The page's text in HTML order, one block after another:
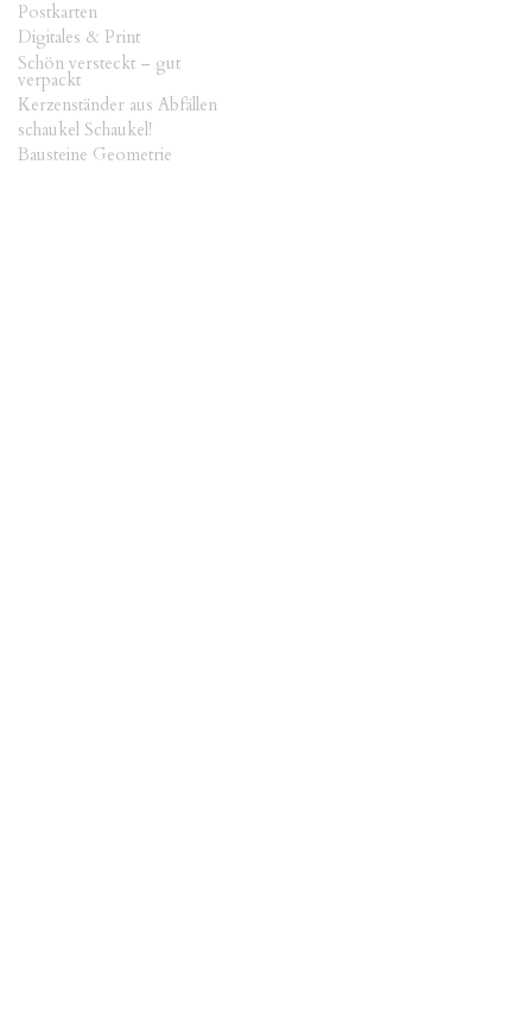
Postkarten
Digitales & Print
Schön versteckt – gut
verpackt
Kerzenständer aus Abfällen
schaukel Schaukel!
Bausteine Geometrie